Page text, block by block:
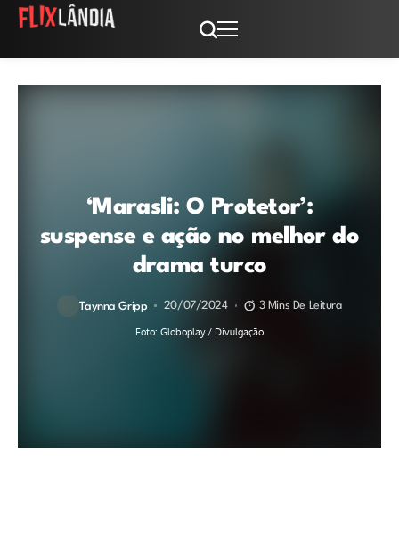
‘Marasli: O Protetor’:
suspense e ação no melhor do
drama turco
Taynna Gripp 20/07/2024 3 Mins De Leitura
Foto: Globoplay / Divulgação